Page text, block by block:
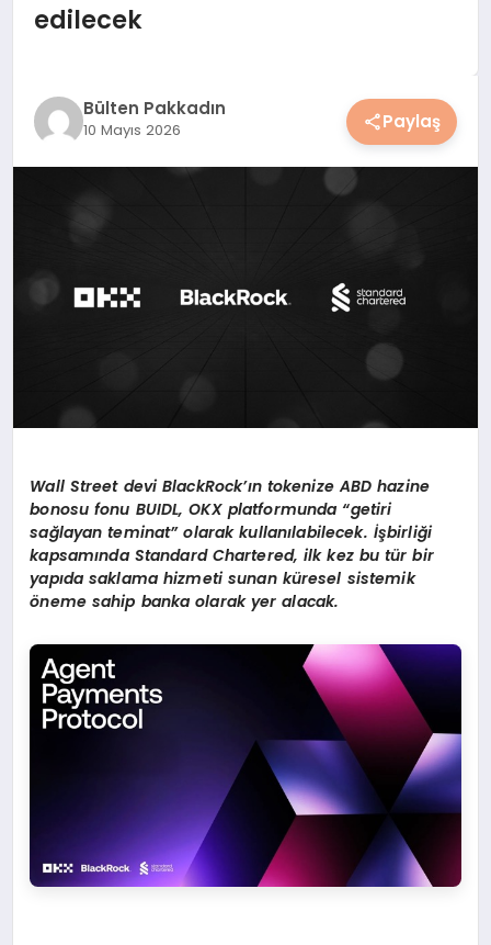
SPOR & FITNESS
YEMEK
edilecek
Bülten Pakkadın
10 Mayıs 2026 Paylaş
Wall Street devi BlackRock’ın tokenize ABD hazine
bonosu fonu BUIDL, OKX platformunda “getiri
sağlayan teminat”olarak kullanılabilecek. İşbirliği
kapsamında Standard Chartered, ilk kez bu tür bir
yapıda saklama hizmeti sunan küresel sistemik
öneme sahip banka olarak yer alacak.